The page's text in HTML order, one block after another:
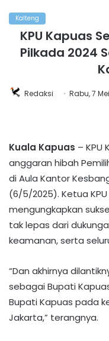
Kalteng
KPU Kapuas
Pilkada 2024
Redaksi Rabu, 7
Kuala Kapuas – KPU
anggaran hibah
di Aula Kantor
(6/5/2025). Ketua
mengungkapkan
tak lepas dari
keamanan, serta
“Dan akhirnya
sebagai Bupati
Bupati Kapuas pada
Jakarta,” terangnya.